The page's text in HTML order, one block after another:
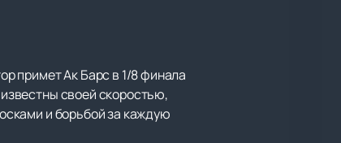
примет Ак Барс в 1/8 финала
своей скоростью,
и борьбой за каждую